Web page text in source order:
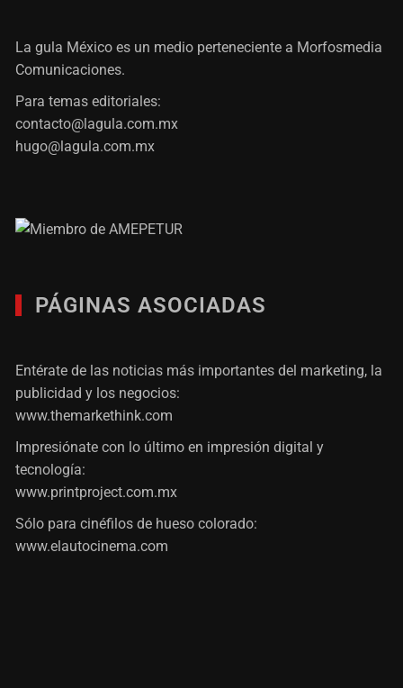
La gula México es un medio perteneciente a Morfosmedia
Comunicaciones.
Para temas editoriales:
contacto@lagula.com.mx
hugo@lagula.com.mx
PÁGINAS ASOCIADAS
Entérate de las noticias más importantes del marketing, la
publicidad y los negocios:
www.themarkethink.com
Impresiónate con lo último en impresión digital y
tecnología:
www.printproject.com.mx
Sólo para cinéfilos de hueso colorado:
www.elautocinema.com